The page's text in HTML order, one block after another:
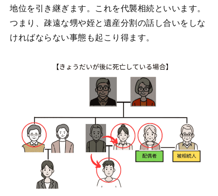
地位を引き継ぎます。これを代襲相続といいます。
つまり、疎遠な甥や姪と遺産分割の話し合いをしな
ければならない事態も起こり得ます。